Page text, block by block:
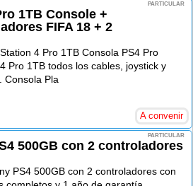
PARTICULAR
1TB Console +
FIFA 18 + 2
4 Pro 1TB Consola PS4 Pro
Pro 1TB todos los cables, joystick y
Consola Pla
A convenir
PARTICULAR
500GB con 2 controladores
PS4 500GB con 2 controladores con